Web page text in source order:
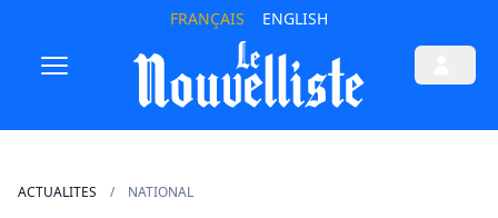
FRANÇAIS ENGLISH
ACTUALITES NATIONAL